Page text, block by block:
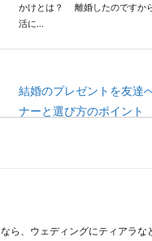
かけとは？ 離婚したのですか
活に...
結婚のプレゼントを友達
ナーと選び方のポイント
ら、ウェディングにティアラな